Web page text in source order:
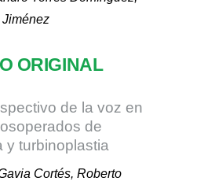
ORIGINAL
de la voz en
de
y turbinoplastia
Cortés, Roberto